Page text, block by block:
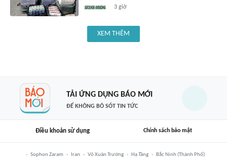
3 giờ
XEM THÊM
TẢI ỨNG DỤNG BÁO MỚI
ĐỂ KHÔNG BỎ SÓT TIN TỨC
Điều khoản sử dụng Chính sách bảo mật
Sophon Zaram Iran Võ Xuân Trường Hạ Tầng Bắc Ninh (thành Phố)